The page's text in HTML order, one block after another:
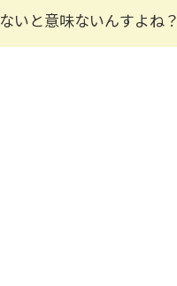
いと意味ないんすよね？